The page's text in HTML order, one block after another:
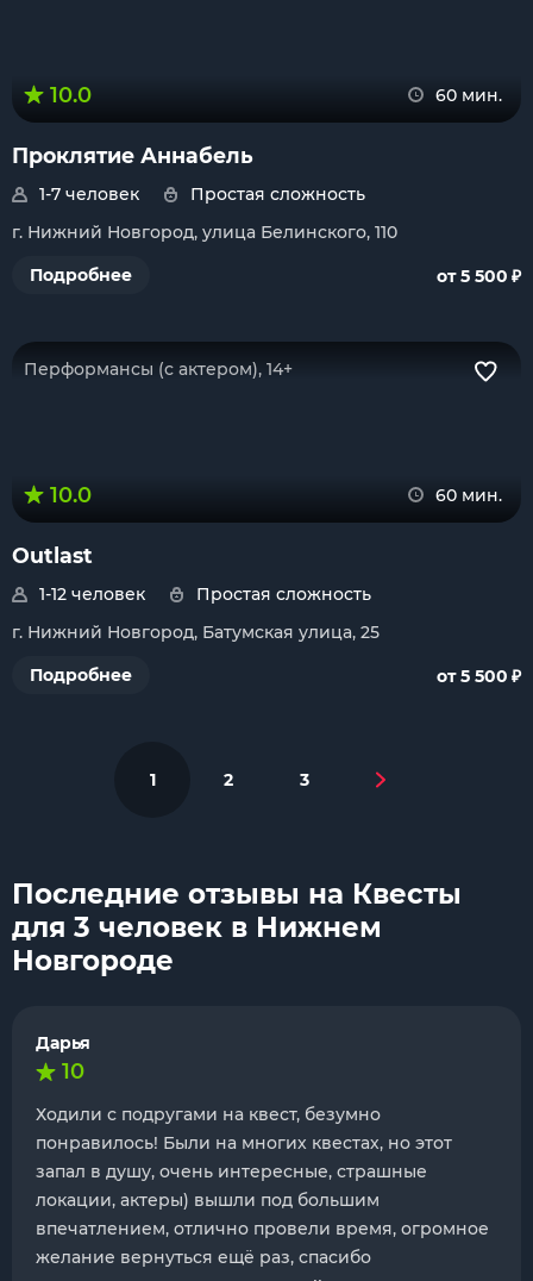
10.0 60 мин.
Проклятие Аннабель
1-7 человек
Простая сложность
г. Нижний Новгород, улица Белинского, 110
Подробнее
от 5 500 ₽
Перформансы (с актером), 14+
10.0 60 мин.
Outlast
1-12 человек
Простая сложность
г. Нижний Новгород, Батумская улица, 25
Подробнее
от 5 500 ₽
1 2 3
Последние отзывы на Квесты
для 3 человек в Нижнем
Новгороде
Дарья
10
Ходили с подругами на квест, безумно
понравилось! Были на многих квестах, но этот
запал в душу, очень интересные, страшные
локации, актеры) вышли под большим
впечатлением, отлично провели время, огромное
желание вернуться ещё раз, спасибо